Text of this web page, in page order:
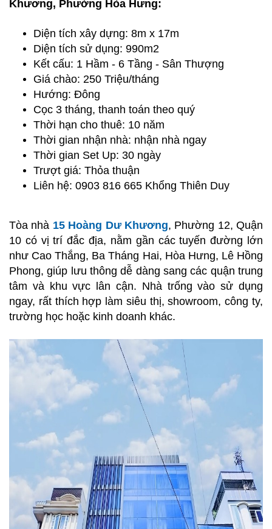
Khương, Phường Hòa Hưng:
Diện tích xây dựng: 8m x 17m
Diện tích sử dụng: 990m2
Kết cấu: 1 Hầm - 6 Tầng - Sân Thượng
Giá chào: 250 Triệu/tháng
Hướng: Đông
Cọc 3 tháng, thanh toán theo quý
Thời hạn cho thuê: 10 năm
Thời gian nhận nhà: nhận nhà ngay
Thời gian Set Up: 30 ngày
Trượt giá: Thỏa thuận
Liên hệ: 0903 816 665 Khổng Thiên Duy
Tòa nhà 15 Hoàng Dư Khương, Phường 12, Quận
10 có vị trí đắc địa, nằm gần các tuyến đường lớn
như Cao Thắng, Ba Tháng Hai, Hòa Hưng, Lê Hồng
Phong, giúp lưu thông dễ dàng sang các quận trung
tâm và khu vực lân cận. Nhà trống vào sử dụng
ngay, rất thích hợp làm siêu thị, showroom, công ty,
trường học hoặc kinh doanh khác.